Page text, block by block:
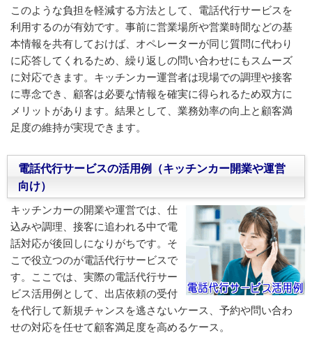
このような負担を軽減する方法として、電話代行サービスを
利用するのが有効です。事前に営業場所や営業時間などの基
本情報を共有しておけば、オペレーターが同じ質問に代わり
に応答してくれるため、繰り返しの問い合わせにもスムーズ
に対応できます。キッチンカー運営者は現場での調理や接客
に専念でき、顧客は必要な情報を確実に得られるため双方に
メリットがあります。結果として、業務効率の向上と顧客満
足度の維持が実現できます。
電話代行サービスの活用例（キッチンカー開業や運営
向け）
キッチンカーの開業や運営では、仕
込みや調理、接客に追われる中で電
話対応が後回しになりがちです。そ
こで役立つのが電話代行サービスで
す。ここでは、実際の電話代行サー
ビス活用例として、出店依頼の受付
を代行して新規チャンスを逃さないケース、予約や問い合わ
せの対応を任せて顧客満足度を高めるケース。